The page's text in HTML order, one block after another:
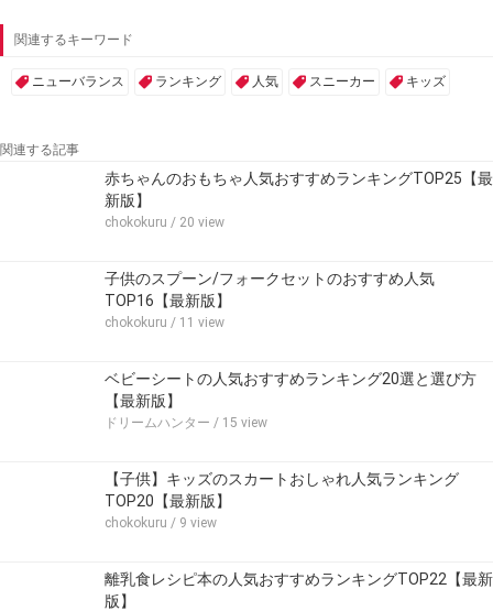
関連するキーワード
ニューバランス ランキング 人気 スニーカー キッズ
関連する記事
赤ちゃんのおもちゃ人気おすすめランキングTOP25【最
新版】
chokokuru / 20 view
子供のスプーン/フォークセットのおすすめ人気
TOP16【最新版】
chokokuru / 11 view
ベビーシートの人気おすすめランキング20選と選び方
【最新版】
ドリームハンター / 15 view
【子供】キッズのスカートおしゃれ人気ランキング
TOP20【最新版】
chokokuru / 9 view
離乳食レシピ本の人気おすすめランキングTOP22【最新
版】